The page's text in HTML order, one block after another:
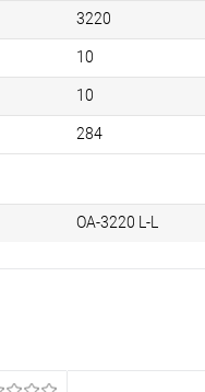
3220
10
10
284
OA-3220 L-L